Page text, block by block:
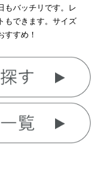
もバッチリです。レ
もできます。サイズ
すすめ！